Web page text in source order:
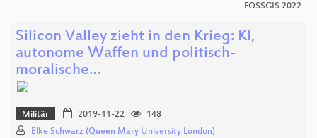
FOSSGIS 2022
Silicon Valley zieht in den Krieg: KI,
autonome Waffen und politisch-
moralische…
Militär 2019-11-22
148
Elke Schwarz (Queen Mary University London)